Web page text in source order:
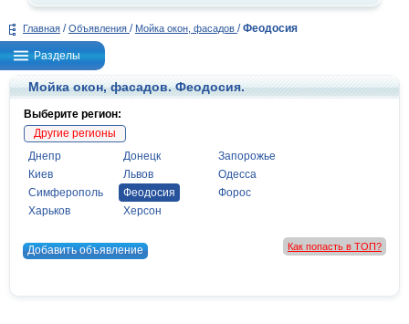
Главная / Объявления / Мойка окон, фасадов / Феодосия
Разделы
Мойка окон, фасадов. Феодосия.
Выберите регион:
Другие регионы
Днепр
Донецк
Запорожье
Киев
Львов
Одесса
Симферополь
Феодосия
Форос
Харьков
Херсон
Добавить объявление Как попасть в ТОП?